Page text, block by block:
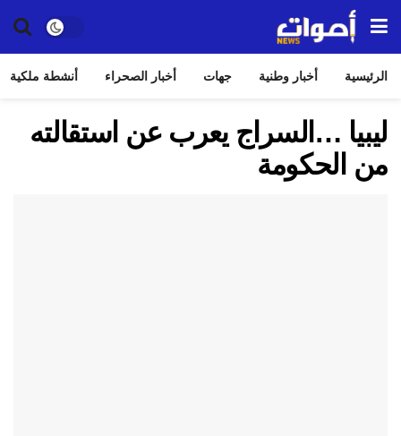
الرئيسية أخبار وطنية جهات أخبار الصحراء أنشطة ملكية
ليبيا …السراج يعرب عن استقالته
من الحكومة